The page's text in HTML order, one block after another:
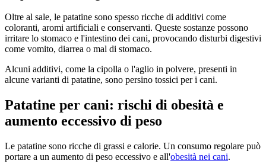
Oltre al sale, le patatine sono spesso ricche di additivi come
coloranti, aromi artificiali e conservanti. Queste sostanze possono
irritare lo stomaco e l'intestino dei cani, provocando disturbi digestivi
come vomito, diarrea o mal di stomaco.
Alcuni additivi, come la cipolla o l'aglio in polvere, presenti in
alcune varianti di patatine, sono persino tossici per i cani.
Patatine per cani: rischi di obesità e
aumento eccessivo di peso
Le patatine sono ricche di grassi e calorie. Un consumo regolare può
portare a un aumento di peso eccessivo e all'obesità nei cani.